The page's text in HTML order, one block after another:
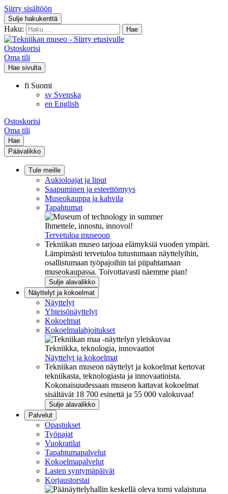
Siirry sisältöön
Sulje hakukenttä
Haku:
Ostoskorisi
Oma tili
Hae sivulta
fi Suomi
sv Svenska
en English
Ostoskorisi
Oma tili
Hae
Päävalikko
Tule meille
Aukioloajat ja liput
Saapuminen ja esteettömyys
Museokauppa ja kahvila
Tapahtumat
Ihmettele, innostu, innovoi!
Tervetuloa museoon
Tekniikan museo tarjoaa elämyksiä vuoden ympäri.
Lämpimästi tervetuloa tutustumaan näyttelyihin,
osallistumaan työpajoihin tai piipahtamaan
museokaupassa. Toivottavasti näemme pian!
Sulje alavalikko
Näyttelyt ja kokoelmat
Näyttelyt
Yhteisönäyttelyt
Kokoelmat
Kokoelmalahjoitukset
Tekniikka, teknologia, innovaatiot
Näyttelyt ja kokoelmat
Tekniikan museon näyttelyt ja kokoelmat kertovat
tekniikasta, teknologiasta ja innovaatioista.
Kokonaisuudessaan museon kattavat kokoelmat
sisältävät 18 700 esinettä ja 55 000 valokuvaa!
Sulje alavalikko
Palvelut
Opastukset
Työpajat
Vuokratilat
Tapahtumapalvelut
Kokoelmapalvelut
Lasten syntymäpäivät
Korjaustorstai